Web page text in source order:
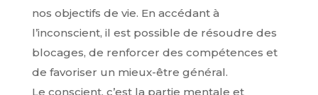
nos objectifs de vie. En accédant à
l’inconscient, il est possible de résoudre des
blocages, de renforcer des compétences et
de favoriser un mieux-être général.
Le conscient, c’est la partie mentale et